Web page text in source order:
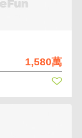
1,580萬